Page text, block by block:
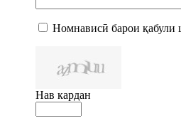
Номнависӣ барои қабули
Нав кардан